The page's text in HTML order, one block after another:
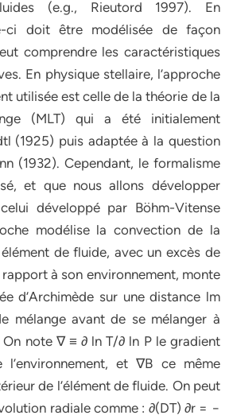
(e.g., Rieutord 1997). En
ci doit être modélisée de façon
comprendre les caractéristiques
En physique stellaire, l’approche
utilisée est celle de la théorie de la
(MLT) qui a été initialement
(1925) puis adaptée à la question
(1932). Cependant, le formalisme
et que nous allons développer
développé par Böhm-Vitense
modélise la convection de la
de fluide, avec un excès de
à son environnement, monte
d’Archimède sur une distance lm
mélange avant de se mélanger à
On note ∇ ≡ ∂ ln T/∂ ln P le gradient
et ∇B ce même
de l’élément de fluide. On peut
radiale comme : ∂(DT) ∂r = −